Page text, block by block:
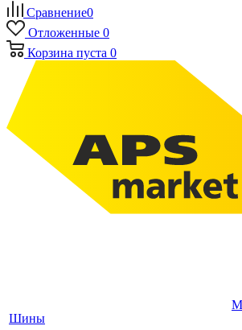
Сравнение0
Отложенные 0
Корзина пуста 0
Шины